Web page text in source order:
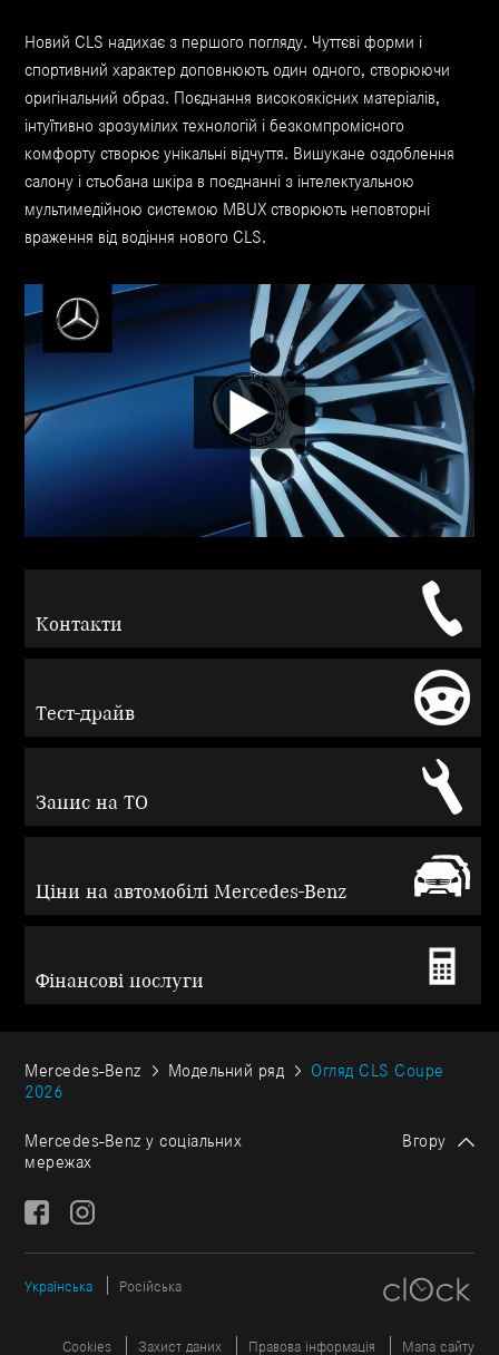
Новий CLS надихає з першого погляду. Чуттєві форми і
спортивний характер доповнюють один одного, створюючи
оригінальний образ. Поєднання високоякісних матеріалів,
інтуїтивно зрозумілих технологій і безкомпромісного
комфорту створює унікальні відчуття. Вишукане оздоблення
салону і стьобана шкіра в поєднанні з інтелектуальною
мультимедійною системою MBUX створюють неповторні
враження від водіння нового CLS.
Контакти
Тест-драйв
Запис на ТО
Ціни на автомобілі Mercedes-Benz
Фінансові послуги
Mercedes-Benz Модельний ряд
Огляд CLS Coupe
2026
Mercedes-Benz у соціальних
мережах
Вгору
Українська Російська
Cookies Захист даних Правова інформація Мапа сайту